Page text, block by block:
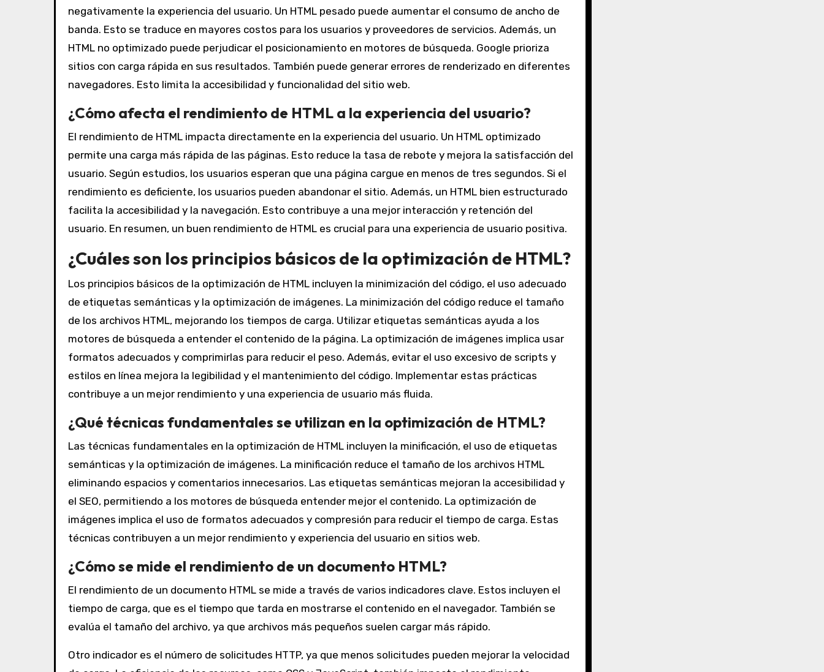
negativamente la experiencia del usuario. Un HTML pesado puede aumentar el consumo de ancho de
banda. Esto se traduce en mayores costos para los usuarios y proveedores de servicios. Además, un
HTML no optimizado puede perjudicar el posicionamiento en motores de búsqueda. Google prioriza
sitios con carga rápida en sus resultados. También puede generar errores de renderizado en diferentes
navegadores. Esto limita la accesibilidad y funcionalidad del sitio web.
¿Cómo afecta el rendimiento de HTML a la experiencia del usuario?
El rendimiento de HTML impacta directamente en la experiencia del usuario. Un HTML optimizado
permite una carga más rápida de las páginas. Esto reduce la tasa de rebote y mejora la satisfacción del
usuario. Según estudios, los usuarios esperan que una página cargue en menos de tres segundos. Si el
rendimiento es deficiente, los usuarios pueden abandonar el sitio. Además, un HTML bien estructurado
facilita la accesibilidad y la navegación. Esto contribuye a una mejor interacción y retención del
usuario. En resumen, un buen rendimiento de HTML es crucial para una experiencia de usuario positiva.
¿Cuáles son los principios básicos de la optimización de HTML?
Los principios básicos de la optimización de HTML incluyen la minimización del código, el uso adecuado
de etiquetas semánticas y la optimización de imágenes. La minimización del código reduce el tamaño
de los archivos HTML, mejorando los tiempos de carga. Utilizar etiquetas semánticas ayuda a los
motores de búsqueda a entender el contenido de la página. La optimización de imágenes implica usar
formatos adecuados y comprimirlas para reducir el peso. Además, evitar el uso excesivo de scripts y
estilos en línea mejora la legibilidad y el mantenimiento del código. Implementar estas prácticas
contribuye a un mejor rendimiento y una experiencia de usuario más fluida.
¿Qué técnicas fundamentales se utilizan en la optimización de HTML?
Las técnicas fundamentales en la optimización de HTML incluyen la minificación, el uso de etiquetas
semánticas y la optimización de imágenes. La minificación reduce el tamaño de los archivos HTML
eliminando espacios y comentarios innecesarios. Las etiquetas semánticas mejoran la accesibilidad y
el SEO, permitiendo a los motores de búsqueda entender mejor el contenido. La optimización de
imágenes implica el uso de formatos adecuados y compresión para reducir el tiempo de carga. Estas
técnicas contribuyen a un mejor rendimiento y experiencia del usuario en sitios web.
¿Cómo se mide el rendimiento de un documento HTML?
El rendimiento de un documento HTML se mide a través de varios indicadores clave. Estos incluyen el
tiempo de carga, que es el tiempo que tarda en mostrarse el contenido en el navegador. También se
evalúa el tamaño del archivo, ya que archivos más pequeños suelen cargar más rápido.
Otro indicador es el número de solicitudes HTTP, ya que menos solicitudes pueden mejorar la velocidad